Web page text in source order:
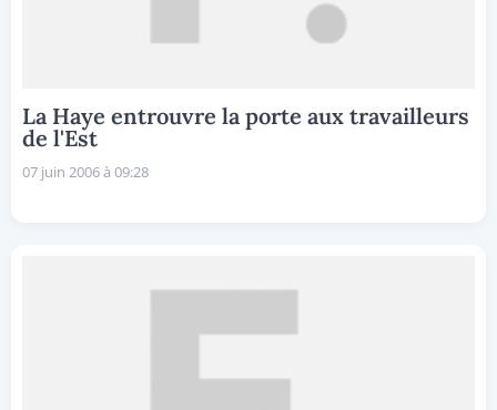
La Haye entrouvre la porte aux travailleurs
de l'Est
07 juin 2006 à 09:28